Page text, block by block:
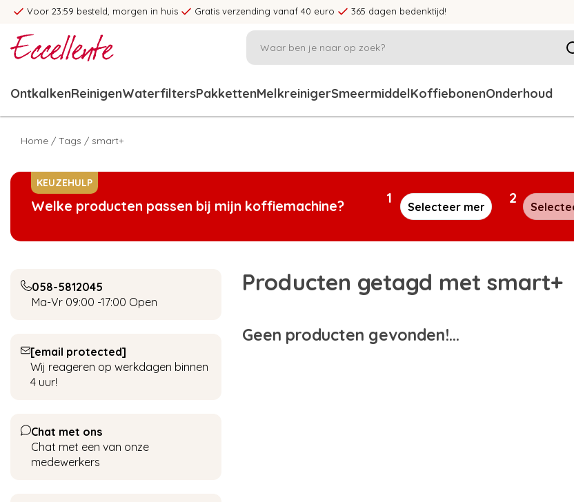
Voor 23:59 besteld, morgen in huis Gratis verzending vanaf 40 euro 365 dagen bedenktijd!
OntkalkenReinigenWaterfiltersPakkettenMelkreinigerSmeermiddelKoffiebonenOnderhoud
Home / Tags / smart+
KEUZEHULP
Welke producten passen bij mijn koffiemachine? 1 2
058-5812045
Ma-Vr 09:00 -17:00 Open
[email protected]
Wij reageren op werkdagen binnen
4 uur!
Chat met ons
Chat met een van onze
medewerkers
Producten getagd met smart+
Geen producten gevonden!...